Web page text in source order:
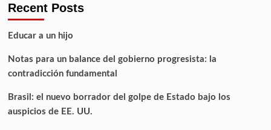
Recent Posts
Educar a un hijo
Notas para un balance del gobierno progresista: la
contradicción fundamental
Brasil: el nuevo borrador del golpe de Estado bajo los
auspicios de EE. UU.